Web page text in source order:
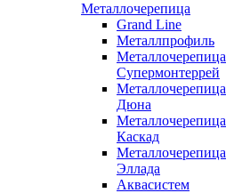
Металлочерепица
Grand Line
Металлпрофиль
Металлочерепица
Супермонтеррей
Металлочерепица
Дюна
Металлочерепица
Каскад
Металлочерепица
Эллада
Аквасистем